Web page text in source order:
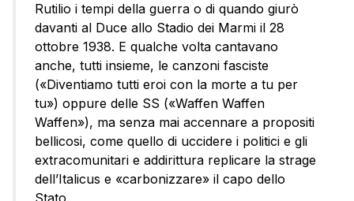
Rutilio i tempi della guerra o di quando giurò
davanti al Duce allo Stadio dei Marmi il 28
ottobre 1938. E qualche volta cantavano
anche, tutti insieme, le canzoni fasciste
(«Diventiamo tutti eroi con la morte a tu per
tu») oppure delle SS («Waffen Waffen
Waffen»), ma senza mai accennare a propositi
bellicosi, come quello di uccidere i politici e gli
extracomunitari e addirittura replicare la strage
dell’Italicus e «carbonizzare» il capo dello